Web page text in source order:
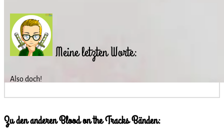
Meine letzten Worte:
Also doch!
Zu den anderen Blood on the Tracks Bänden: